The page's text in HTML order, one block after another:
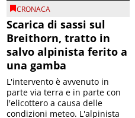
CRONACA
Scarica di sassi sul
Breithorn, tratto in
salvo alpinista ferito a
una gamba
L'intervento è avvenuto in
parte via terra e in parte con
l'elicottero a causa delle
condizioni meteo. L'alpinista